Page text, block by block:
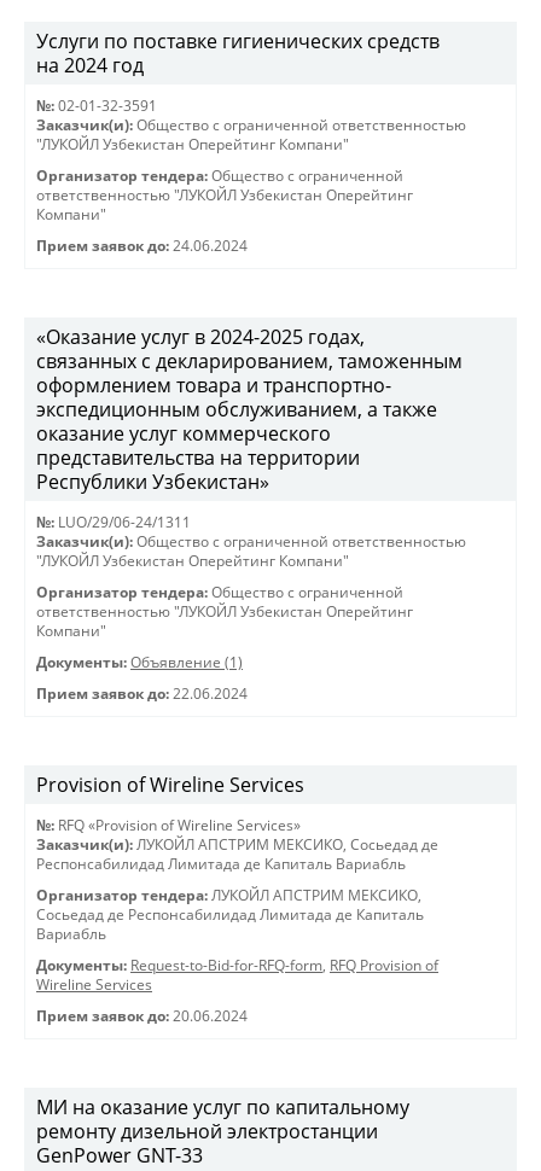
Услуги по поставке гигиенических средств
на 2024 год
№: 02-01-32-3591
Заказчик(и): Общество с ограниченной ответственностью
"ЛУКОЙЛ Узбекистан Оперейтинг Компани"
Организатор тендера: Общество с ограниченной
ответственностью "ЛУКОЙЛ Узбекистан Оперейтинг
Компани"
Прием заявок до: 24.06.2024
«Оказание услуг в 2024-2025 годах,
связанных с декларированием, таможенным
оформлением товара и транспортно-
экспедиционным обслуживанием, а также
оказание услуг коммерческого
представительства на территории
Республики Узбекистан»
№: LUO/29/06-24/1311
Заказчик(и): Общество с ограниченной ответственностью
"ЛУКОЙЛ Узбекистан Оперейтинг Компани"
Организатор тендера: Общество с ограниченной
ответственностью "ЛУКОЙЛ Узбекистан Оперейтинг
Компани"
Документы: Объявление (1)
Прием заявок до: 22.06.2024
Provision of Wireline Services
№: RFQ «Provision of Wireline Services»
Заказчик(и): ЛУКОЙЛ АПСТРИМ МЕКСИКО, Сосьедад де
Респонсабилидад Лимитада де Капиталь Вариабль
Организатор тендера: ЛУКОЙЛ АПСТРИМ МЕКСИКО,
Сосьедад де Респонсабилидад Лимитада де Капиталь
Вариабль
Документы: Request-to-Bid-for-RFQ-form, RFQ Provision of
Wireline Services
Прием заявок до: 20.06.2024
МИ на оказание услуг по капитальному
ремонту дизельной электростанции
GenPower GNT-33